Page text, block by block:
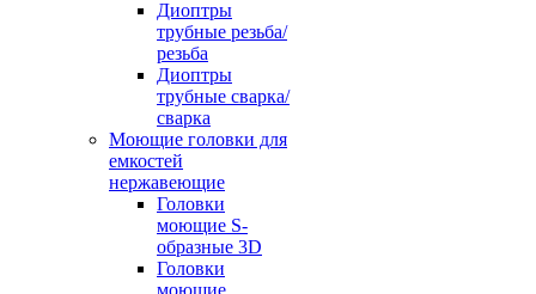
Диоптры
трубные резьба/
резьба
Диоптры
трубные сварка/
сварка
Моющие головки для
емкостей
нержавеющие
Головки
моющие S-
образные 3D
Головки
моющие